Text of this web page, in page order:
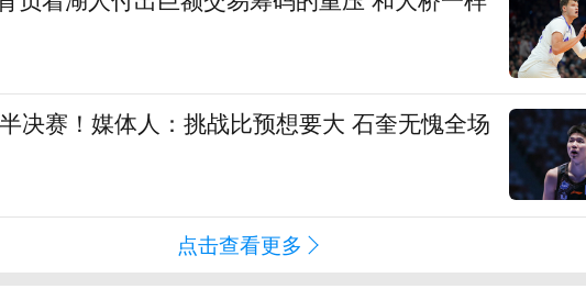
决赛！媒体人：挑战比预想要大 石奎无愧全场
点击查看更多